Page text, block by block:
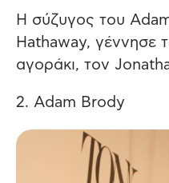
H σύζυγος του
Hathaway, γέννησε
αγοράκι, τον
2. Adam Brody